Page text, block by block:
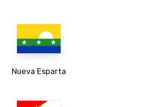
Nueva Esparta